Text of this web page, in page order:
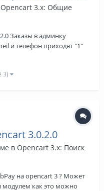
Opencart 3.x: Общие
Заказы в админку
и телефон приходят "1"
проблемы? или куда
что...
3)
3.0.2.0
в Opencart 3.x: Поиск
на opencart 3 ? Может
модулем как это можно